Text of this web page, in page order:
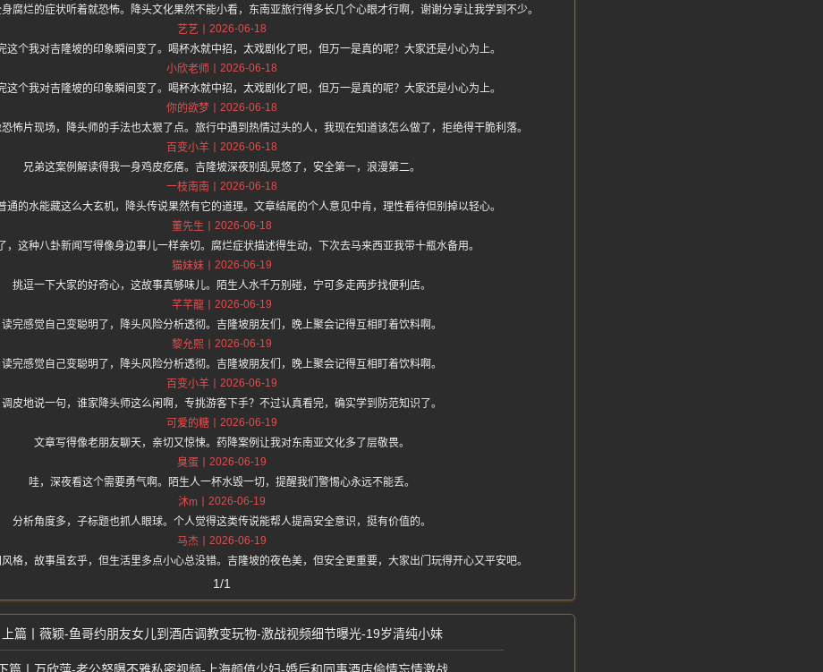
腐烂的症状听着就恐怖。降头文化果然不能小看，东南亚旅行得多长几个心眼才行啊，谢谢分享让我学到不少。
艺艺
2026-06-18
这个我对吉隆坡的印象瞬间变了。喝杯水就中招，太戏剧化了吧，但万一是真的呢？大家还是小心为上。
小欣老师
2026-06-18
这个我对吉隆坡的印象瞬间变了。喝杯水就中招，太戏剧化了吧，但万一是真的呢？大家还是小心为上。
你的欲梦
2026-06-18
怖片现场，降头师的手法也太狠了点。旅行中遇到热情过头的人，我现在知道该怎么做了，拒绝得干脆利落。
百变小羊
2026-06-18
兄弟这案例解读得我一身鸡皮疙瘩。吉隆坡深夜别乱晃悠了，安全第一，浪漫第二。
一枝南南
2026-06-18
通的水能藏这么大玄机，降头传说果然有它的道理。文章结尾的个人意见中肯，理性看待但别掉以轻心。
董先生
2026-06-18
，这种八卦新闻写得像身边事儿一样亲切。腐烂症状描述得生动，下次去马来西亚我带十瓶水备用。
猫妹妹
2026-06-19
挑逗一下大家的好奇心，这故事真够味儿。陌生人水千万别碰，宁可多走两步找便利店。
芊芊龍
2026-06-19
读完感觉自己变聪明了，降头风险分析透彻。吉隆坡朋友们，晚上聚会记得互相盯着饮料啊。
黎允熙
2026-06-19
读完感觉自己变聪明了，降头风险分析透彻。吉隆坡朋友们，晚上聚会记得互相盯着饮料啊。
百变小羊
2026-06-19
调皮地说一句，谁家降头师这么闲啊，专挑游客下手？不过认真看完，确实学到防范知识了。
可爱的糖
2026-06-19
文章写得像老朋友聊天，亲切又惊悚。药降案例让我对东南亚文化多了层敬畏。
臭蛋
2026-06-19
哇，深夜看这个需要勇气啊。陌生人一杯水毁一切，提醒我们警惕心永远不能丢。
沐m
2026-06-19
分析角度多，子标题也抓人眼球。个人觉得这类传说能帮人提高安全意识，挺有价值的。
马杰
2026-06-19
格，故事虽玄乎，但生活里多点小心总没错。吉隆坡的夜色美，但安全更重要，大家出门玩得开心又平安吧。
1/1
薇颖-鱼哥约朋友女儿到酒店调教变玩物-激战视频细节曝光-19岁清纯小妹